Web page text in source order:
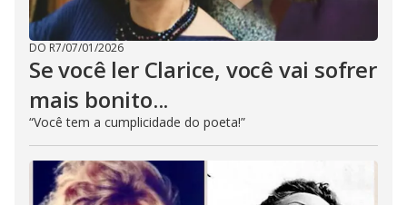
DO R7/07/01/2026
Se você ler Clarice, você vai sofrer
mais bonito...
“Você tem a cumplicidade do poeta!”